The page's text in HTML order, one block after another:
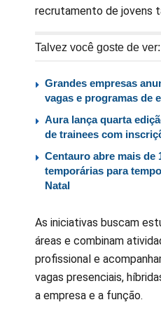
recrutamento de jovens
Talvez você goste de ver:
Grandes empresas
vagas e programas de
Aura lança quarta
de trainees com
Centauro abre mais de
temporárias para
Natal
As iniciativas buscam
áreas e combinam
profissional e
vagas presenciais,
a empresa e a função.